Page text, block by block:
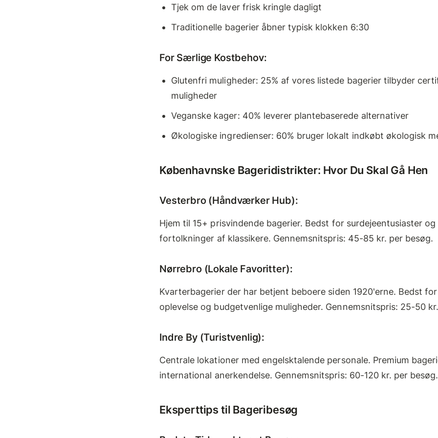
Tjek om de laver frisk kringle dagligt
Traditionelle bagerier åbner typisk klokken 6:30
For Særlige Kostbehov:
Glutenfri muligheder: 25% af vores listede bagerier tilbyder
muligheder
Veganske kager: 40% leverer plantebaserede alternativer
Økologiske ingredienser: 60% bruger lokalt indkøbt økologisk
Københavnske Bageridistrikter: Hvor Du Skal Gå Hen
Vesterbro (Håndværker Hub):
Hjem til 15+ prisvindende bagerier. Bedst for surdejeentusiaster
fortolkninger af klassikere. Gennemsnitspris: 45-85 kr. per besøg.
Nørrebro (Lokale Favoritter):
Kvarterbagerier der har betjent beboere siden 1920'erne. Bedst
oplevelse og budgetvenlige muligheder. Gennemsnitspris: 25-50
Indre By (Turistvenlig):
Centrale lokationer med engelsktalende personale. Premium
international anerkendelse. Gennemsnitspris: 60-120 kr. per besøg.
Eksperttips til Bageribesøg